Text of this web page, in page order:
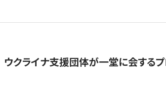
ウクライナ支援団体が一堂に会するプ